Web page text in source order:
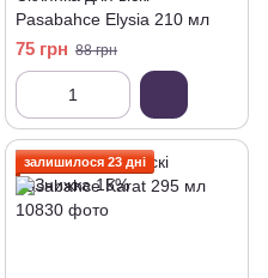
Pasabahce Elysia 210 мл
75 грн 88 грн
залишилося 23 дні